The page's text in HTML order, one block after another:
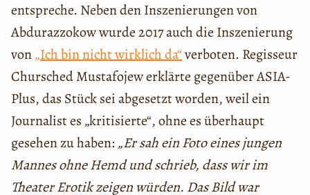
entspreche. Neben den Inszenierungen von
Abdurazzokow wurde 2017 auch die Inszenierung
von„Ich bin nicht wirklich da“verboten. Regisseur
Chursched Mustafojew erklärte gegenüber ASIA-
Plus, das Stück sei abgesetzt worden, weil ein
Journalist es „kritisierte“, ohne es überhaupt
gesehen zu haben: „Er sah ein Foto eines jungen
Mannes ohne Hemd und schrieb, dass wir im
Theater Erotik zeigen würden. Das Bild war